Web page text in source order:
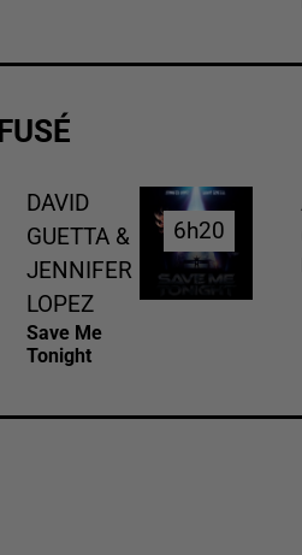
DAVID
GUETTA &
JENNIFER
LOPEZ
Save Me
Tonight
6h20
6h20